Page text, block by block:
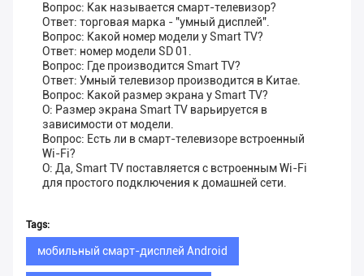
Вопрос: Как называется смарт-телевизор?
Ответ: торговая марка - "умный дисплей".
Вопрос: Какой номер модели у Smart TV?
Ответ: номер модели SD 01.
Вопрос: Где производится Smart TV?
Ответ: Умный телевизор производится в Китае.
Вопрос: Какой размер экрана у Smart TV?
О: Размер экрана Smart TV варьируется в
зависимости от модели.
Вопрос: Есть ли в смарт-телевизоре встроенный
Wi-Fi?
О: Да, Smart TV поставляется с встроенным Wi-Fi
для простого подключения к домашней сети.
Tags:
мобильный смарт-дисплей Android